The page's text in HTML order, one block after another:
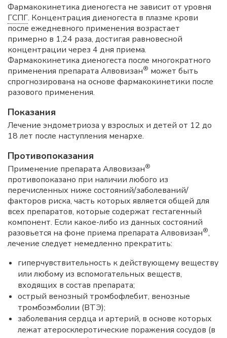
Фармакокинетика диеногеста не зависит от уровня
ГСПГ. Концентрация диеногеста в плазме крови
после ежедневного применения возрастает
примерно в 1,24 раза, достигая равновесной
концентрации через 4 дня приема.
Фармакокинетика диеногеста после многократного
применения препарата Алвовизан® может быть
спрогнозирована на основе фармакокинетики после
разового применения.
Показания
Лечение эндометриоза у взрослых и детей от 12 до
18 лет после наступления менархе.
Противопоказания
Применение препарата Алвовизан®
противопоказано при наличии любого из
перечисленных ниже состояний/заболеваний/
факторов риска, часть которых является общей для
всех препаратов, которые содержат гестагенный
компонент. Если какое-либо из данных состояний
разовьется на фоне приема препарата Алвовизан®,
лечение следует немедленно прекратить:
гиперчувствительность к действующему веществу
или любому из вспомогательных веществ,
входящих в состав препарата;
острый венозный тромбофлебит, венозные
тромбоэмболии (ВТЭ);
заболевания сердца и артерий, в основе которых
лежат атеросклеротические поражения сосудов (в